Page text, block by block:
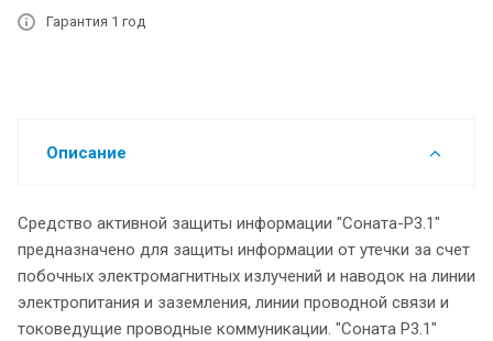
Гарантия 1 год
Описание
Средство активной защиты информации "Соната-Р3.1"
предназначено для защиты информации от утечки за счет
побочных электромагнитных излучений и наводок на линии
электропитания и заземления, линии проводной связи и
токоведущие проводные коммуникации. "Соната Р3.1"